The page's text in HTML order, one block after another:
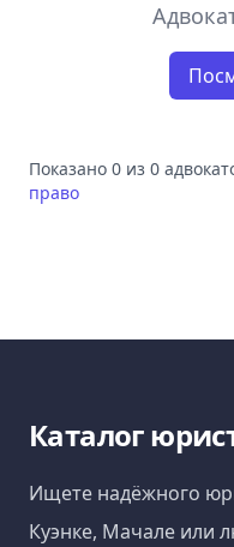
Показано 0 из 0
право
Каталог
Ищете надёжного
Куэнке, Мачале или